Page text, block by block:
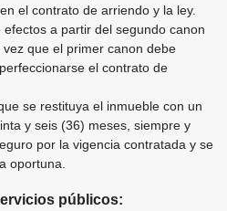
el contrato de arriendo y la ley.
a partir del segundo canon
que el primer canon debe
el contrato de
se restituya el inmueble con un
y seis (36) meses, siempre y
por la vigencia contratada y se
oportuna.
públicos: